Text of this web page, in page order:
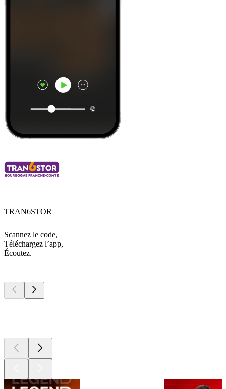
TRAN6STOR
Scannez le code,
Téléchargez l’app,
Écoutez.